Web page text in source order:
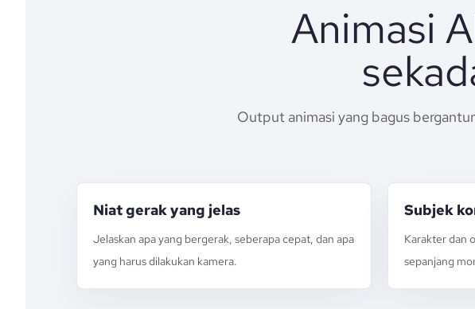
Animasi
Output animasi yang bagus
Niat gerak yang jelas
Jelaskan apa yang bergerak, seberapa cepat, dan apa
yang harus dilakukan kamera.
Subjek
Karakter dan
sepanjang